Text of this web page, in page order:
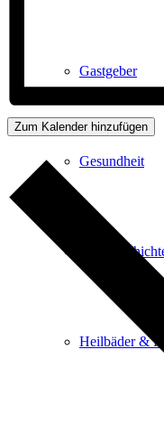
Gastgeber
Gesundheit
Heilbäder &
Zum Kalender hinzufügen